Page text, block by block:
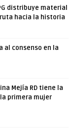
distribuye material
hacia la historia
al consenso en la
Mejía RD tiene la
primera mujer